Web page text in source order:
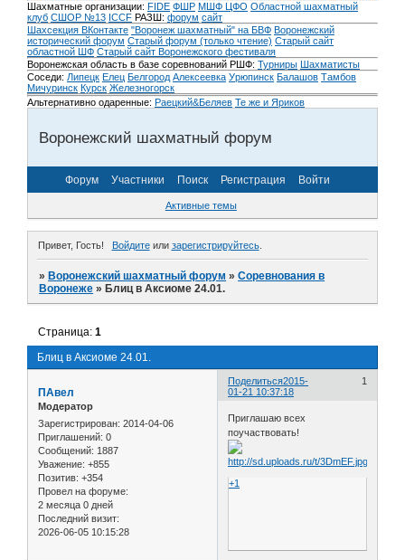
Шахматные организации: FIDE ФШР МШФ ЦФО Областной шахматный
клуб СШОР №13 ICCF РАЗШ: форум сайт
Шахсекция ВКонтакте "Воронеж шахматный" на БВФ Воронежский
исторический форум Cтарый форум (только чтение) Старый сайт
областной ШФ Старый сайт Воронежского фестиваля
Воронежская область в базе соревнований РШФ: Турниры Шахматисты
Соседи: Липецк Елец Белгород Алексеевка Урюпинск Балашов Тамбов
Мичуринск Курск Железногорск
Альтернативно одаренные: Раецкий&Беляев Те же и Яриков
Воронежский шахматный форум
Форум Участники Поиск Регистрация Войти
Активные темы
Привет, Гость! Войдитеили зарегистрируйтесь.
»Воронежский шахматный форум »Соревнования в
Воронеже »Блиц в Аксиоме 24.01.
Блиц в Аксиоме 24.01.
Страница:1
Поделиться 1
2015-
01-21 10:37:18
ПАвел
Модератор
Зарегистрирован: 2014-04-06
Приглашений: 0
Сообщений: 1887
Уважение: +855
Позитив: +354
Провел на форуме:
2 месяца 0 дней
Последний визит:
2026-06-05 10:15:28
Приглашаю всех
поучаствовать!
+1